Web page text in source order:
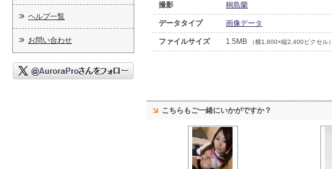
撮影 桐島蘭
データタイプ 画像データ
ファイルサイズ 1.5MB （横1,600×縦2,400ピクセル）
こちらもご一緒にいかがですか？
ヘルプ一覧
お問い合わせ